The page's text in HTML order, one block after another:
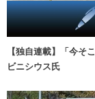
【独自連載】「今
ビニシウス氏